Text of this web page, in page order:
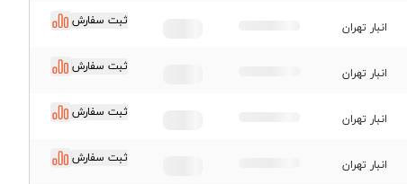
قیمت ورق سیاه سبا
لوله اهواز
قیمت ورق قطعات
انبار تهران ثبت سفارش
انبار تهران ثبت سفارش
انبار تهران ثبت سفارش
انبار تهران ثبت سفارش